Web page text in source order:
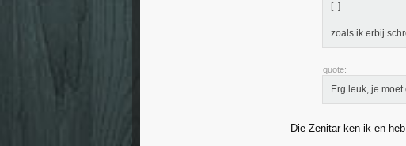
[..]
zoals ik erbij
quote:
Erg leuk, je
Die Zenitar ken ik en